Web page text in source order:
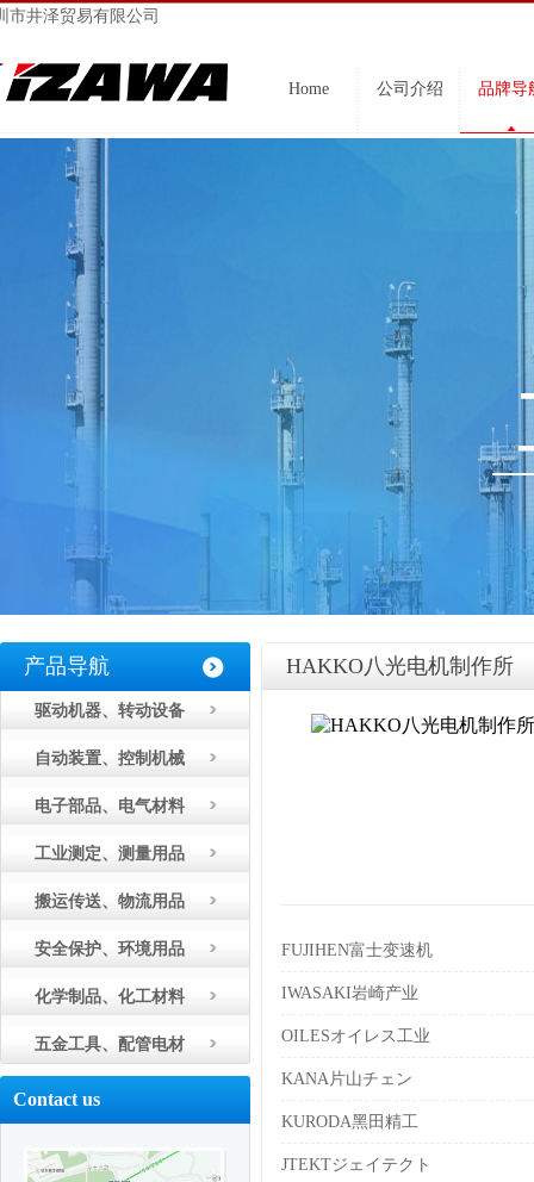
市井泽贸易有限公司
Home 公司介绍 品牌导
产品导航
驱动机器、转动设备
自动装置、控制机械
电子部品、电气材料
工业测定、测量用品
搬运传送、物流用品
安全保护、环境用品
化学制品、化工材料
五金工具、配管电材
Contact us
HAKKO八光电机制作所
FUJIHEN富士变速机
IWASAKI岩崎产业
OILESオイレス工业
KANA片山チェン
KURODA黑田精工
JTEKTジェイテクト